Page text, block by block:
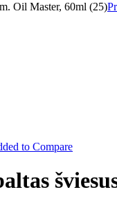
Oil Master, 60ml (25)
to Compare